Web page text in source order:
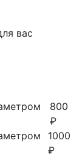
вас
800
₽
1000
₽